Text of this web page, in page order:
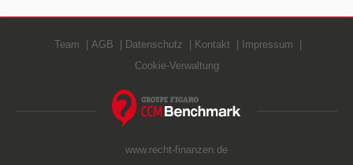
Team AGB Datenschutz Kontakt
Impressum
Cookie-Verwaltung
www.recht-finanzen.de